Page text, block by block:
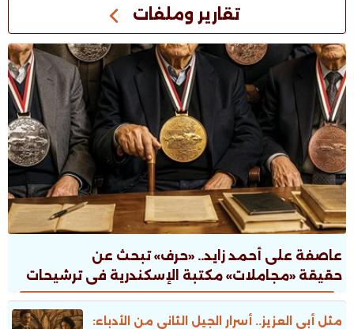
تقارير وملفات
عاصفة على أحمد زايد.. «حرف» تبحث عن
حقيقة «مجاملات» مكتبة الإسكندرية فى ترشيحات
جوائز الدولة
مثل أبى العزيز.. أسرار الجيل الثانى من الأدباء: